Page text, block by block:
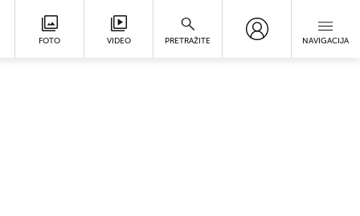
FOTO VIDEO PRETRAŽITE NAVIGACIJA